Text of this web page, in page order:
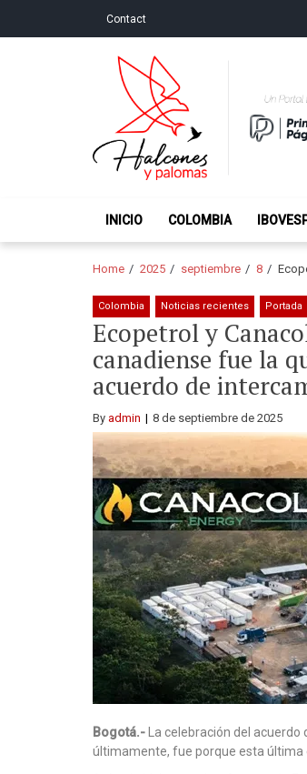
Contact
Halcones y
INICIO COLOMBIA
Home 2025 septiembre 8
Colombia Noticias recientes Portada
Ecopetrol y
canadiense fue la
acuerdo de
By admin 8 de septiembre de 2025
Bogotá.- La celebración del
últimamente, fue porque esta última